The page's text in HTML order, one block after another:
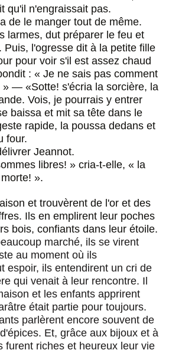
qu'il n'engraissait pas.
de le manger tout de même.
larmes, dut préparer le feu et
Puis, l'ogresse dit à la petite fille
pour voir s'il est assez chaud
: « Je ne sais pas comment
» — «Sotte! s'écria la sorcière, la
Vois, je pourrais y entrer
baissa et mit sa tête dans le
rapide, la poussa dedans et
four.
Jeannot.
libres! » cria-t-elle, « la
».
et trouvèrent de l'or et des
Ils en emplirent leur poches
bois, confiants dans leur étoile.
marché, ils se virent
au moment où ils
espoir, ils entendirent un cri de
qui venait à leur rencontre. Il
et les enfants apprirent
était partie pour toujours.
parlèrent encore souvent de
Et, grâce aux bijoux et à
furent riches et heureux leur vie